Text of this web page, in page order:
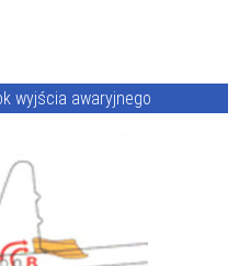
wyjścia awaryjnego